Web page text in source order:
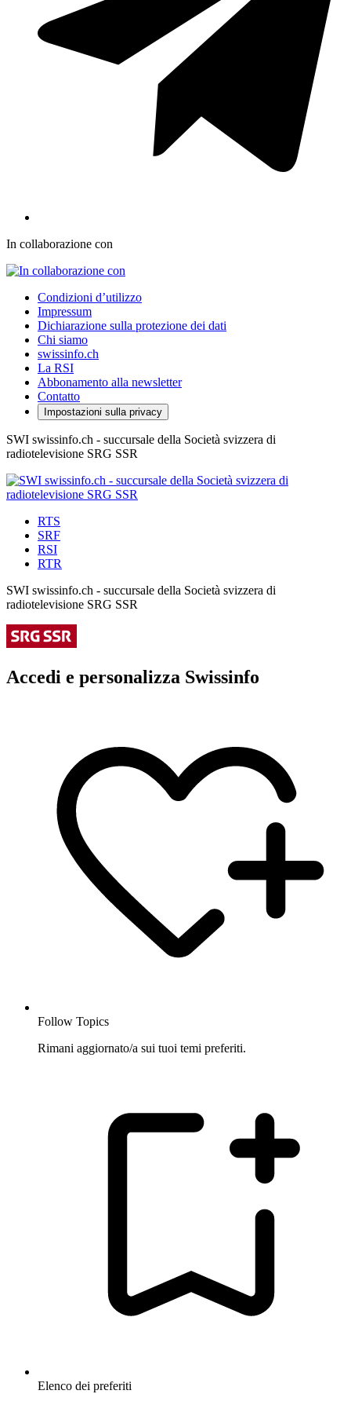
In collaborazione con
Condizioni d’utilizzo
Impressum
Dichiarazione sulla protezione dei dati
Chi siamo
swissinfo.ch
La RSI
Abbonamento alla newsletter
Contatto
Impostazioni sulla privacy
SWI swissinfo.ch - succursale della Società svizzera di
radiotelevisione SRG SSR
RTS
SRF
RSI
RTR
SWI swissinfo.ch - succursale della Società svizzera di
radiotelevisione SRG SSR
Accedi e personalizza Swissinfo
Follow Topics
Rimani aggiornato/a sui tuoi temi preferiti.
Elenco dei preferiti